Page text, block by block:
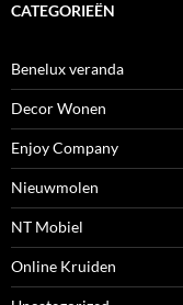
CATEGORIEËN
Benelux veranda
Decor Wonen
Enjoy Company
Nieuwmolen
NT Mobiel
Online Kruiden